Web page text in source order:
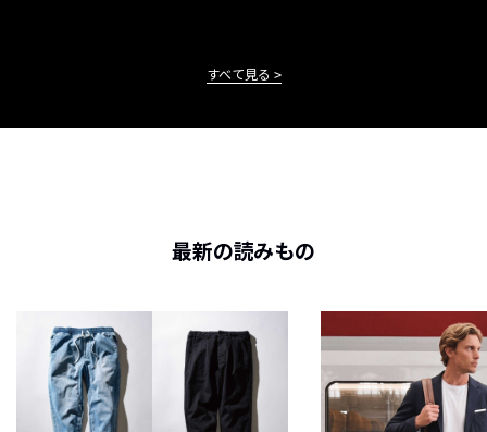
すべて見る
最新の読みもの